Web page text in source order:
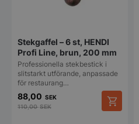
Stekgaffel – 6 st, HENDI
Profi Line, brun, 200 mm
Professionella stekbestick i
slitstarkt utförande, anpassade
för restaurang…
88,00 SEK
110,00SEK